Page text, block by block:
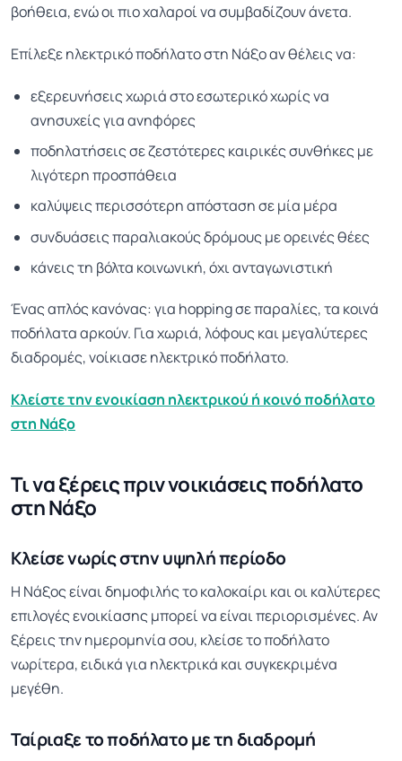
βοήθεια, ενώ οι πιο χαλαροί να συμβαδίζουν άνετα.
Επίλεξε ηλεκτρικό ποδήλατο στη Νάξο αν θέλεις να:
εξερευνήσεις χωριά στο εσωτερικό χωρίς να
ανησυχείς για ανηφόρες
ποδηλατήσεις σε ζεστότερες καιρικές συνθήκες με
λιγότερη προσπάθεια
καλύψεις περισσότερη απόσταση σε μία μέρα
συνδυάσεις παραλιακούς δρόμους με ορεινές θέες
κάνεις τη βόλτα κοινωνική, όχι ανταγωνιστική
Ένας απλός κανόνας: για hopping σε παραλίες, τα κοινά
ποδήλατα αρκούν. Για χωριά, λόφους και μεγαλύτερες
διαδρομές, νοίκιασε ηλεκτρικό ποδήλατο.
Κλείστε την ενοικίαση ηλεκτρικού ή κοινό ποδήλατο
στη Νάξο
Τι να ξέρεις πριν νοικιάσεις ποδήλατο
στη Νάξο
Κλείσε νωρίς στην υψηλή περίοδο
Η Νάξος είναι δημοφιλής το καλοκαίρι και οι καλύτερες
επιλογές ενοικίασης μπορεί να είναι περιορισμένες. Αν
ξέρεις την ημερομηνία σου, κλείσε το ποδήλατο
νωρίτερα, ειδικά για ηλεκτρικά και συγκεκριμένα
μεγέθη.
Ταίριαξε το ποδήλατο με τη διαδρομή